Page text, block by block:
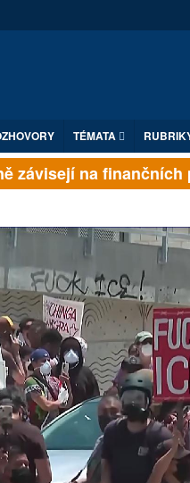
TÉMATA
na finančních